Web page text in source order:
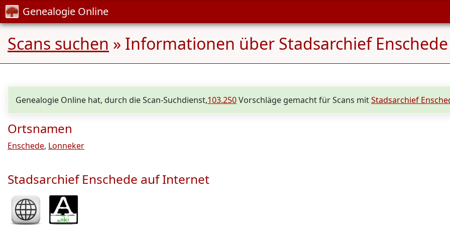
Genealogie Online
Scans suchen » Informationen über Stadsarchief Enschede
Genealogie Online hat, durch die Scan-Suchdienst,103.250Vorschläge gemacht für Scans mitStadsarchief
Ortsnamen
Enschede, Lonneker
Stadsarchief Enschede auf Internet